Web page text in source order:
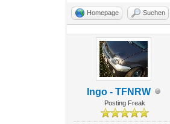
Homepage Suchen
Ingo - TFNRW
Posting Freak